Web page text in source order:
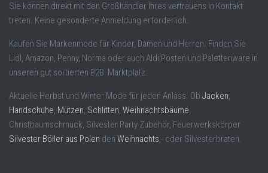
Sie können direkt mit den Großhändler Ihres vertrauens in Kontakt
treten. Keine gesonderte Anmeldung erforderlich.
Kaufen Sie Markenmode für Kinder, Damen und Herren. Finden Sie
Lidl, Amazon, Penny, Norma oder auch Aldi Posten und Palettenware in
unseren gut sortierten B2B Marktplatz.
Aktuelle Herbst und Winter Mode für jeden Anlass. Ob Jacken,
Handschuhe, Mützen, Schlitten, Weihnachtsbäume,
Christbaumschmuck, Silvester Party Zubehör, Feuerwerkskörper
Silvester Böller aus Polen den Weihnachts,- oder Silvesterbraten.